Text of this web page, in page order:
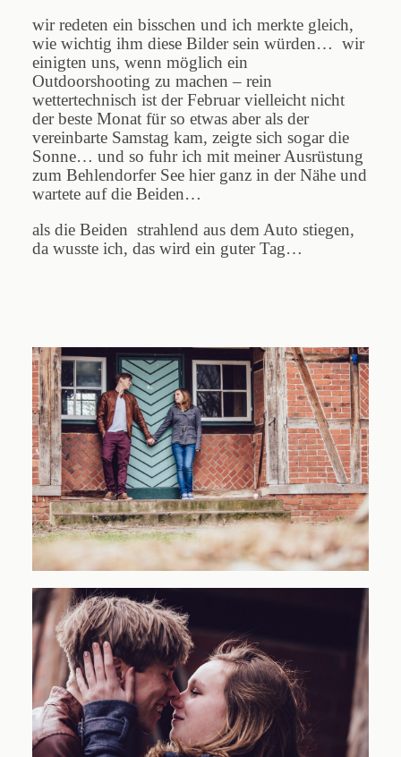
wir redeten ein bisschen und ich merkte gleich,
wie wichtig ihm diese Bilder sein würden… wir
einigten uns, wenn möglich ein
Outdoorshooting zu machen – rein
wettertechnisch ist der Februar vielleicht nicht
der beste Monat für so etwas aber als der
vereinbarte Samstag kam, zeigte sich sogar die
Sonne… und so fuhr ich mit meiner Ausrüstung
zum Behlendorfer See hier ganz in der Nähe und
wartete auf die Beiden…
als die Beiden strahlend aus dem Auto stiegen,
da wusste ich, das wird ein guter Tag…